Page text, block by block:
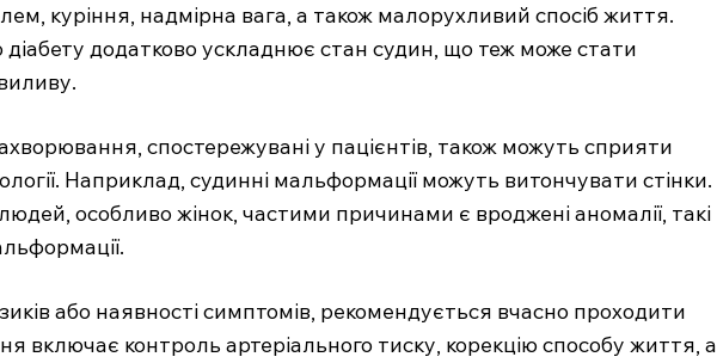
куріння, надмірна вага, а також малорухливий спосіб життя.
діабету додатково ускладнює стан судин, що теж може стати
спостережувані у пацієнтів, також можуть сприяти
Наприклад, судинні мальформації можуть витончувати стінки.
особливо жінок, частими причинами є вроджені аномалії, такі
або наявності симптомів, рекомендується вчасно проходити
включає контроль артеріального тиску, корекцію способу життя, а